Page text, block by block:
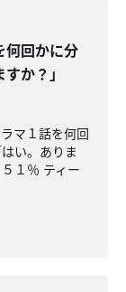
何回かに分
か？」
マ１話を何回
い。ありま
１％ ティー